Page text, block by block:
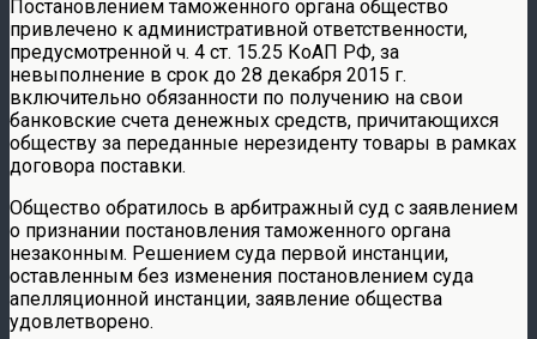
Постановлением таможенного органа общество
привлечено к административной ответственности,
предусмотренной ч. 4 ст. 15.25 КоАП РФ, за
невыполнение в срок до 28 декабря 2015 г.
включительно обязанности по получению на свои
банковские счета денежных средств, причитающихся
обществу за переданные нерезиденту товары в рамках
договора поставки.
Общество обратилось в арбитражный суд с заявлением
о признании постановления таможенного органа
незаконным. Решением суда первой инстанции,
оставленным без изменения постановлением суда
апелляционной инстанции, заявление общества
удовлетворено.